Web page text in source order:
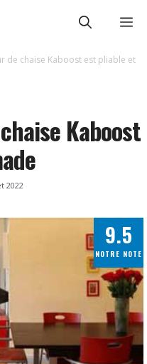
de chaise Kaboost est pliable et
Kaboost
2022
9.5
NOTRE NOTE